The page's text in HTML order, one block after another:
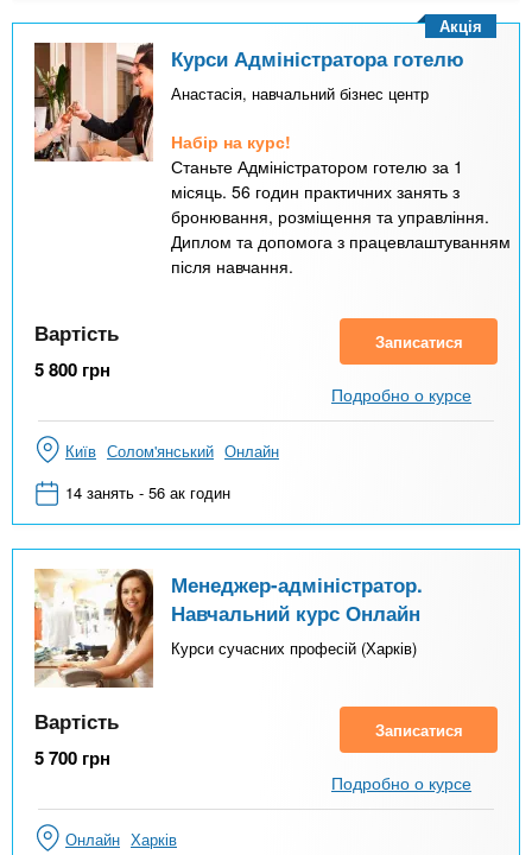
Курси Адміністратора готелю
Анастасія, навчальний бізнес центр
Набір на курс!
Станьте Адміністратором готелю за 1
місяць. 56 годин практичних занять з
бронювання, розміщення та управління.
Диплом та допомога з працевлаштуванням
після навчання.
Акція
Вартість
5 800 грн
Записатися
Подробно о курсе
Київ Солом'янський Онлайн
14 занять - 56 ак годин
Менеджер-адміністратор.
Навчальний курс Онлайн
Курси сучасних професій (Харків)
Вартість
5 700 грн
Записатися
Подробно о курсе
Онлайн Харків